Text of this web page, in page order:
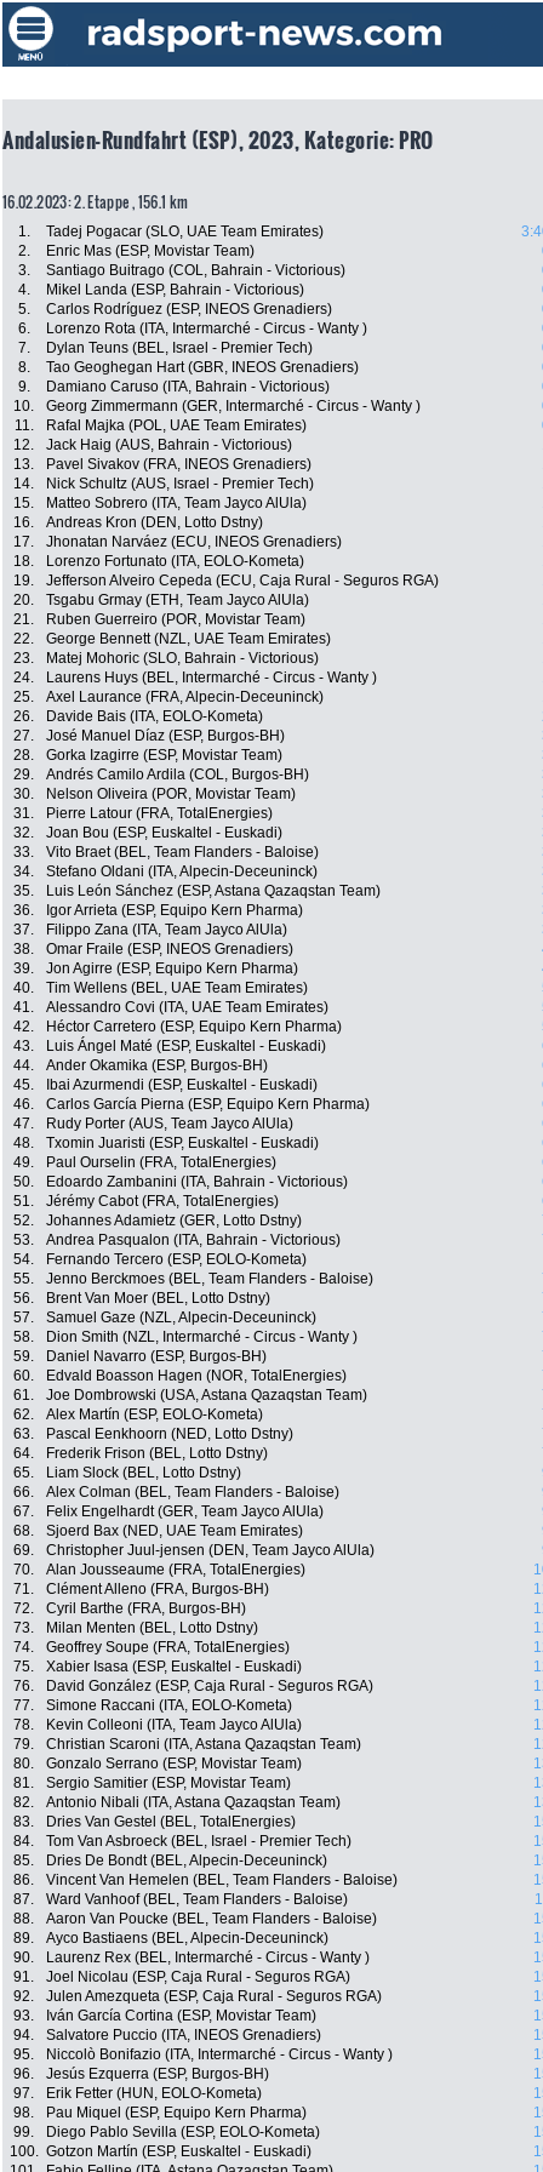
Andalusien-Rundfahrt (ESP), 2023, Kategorie: PRO
16.02.2023: 2. Etappe , 156.1 km
1. Tadej Pogacar (SLO, UAE Team Emirates)
2.
Enric Mas (ESP, Movistar Team)
3.
Santiago Buitrago (COL, Bahrain - Victorious)
4.
Mikel Landa (ESP, Bahrain - Victorious)
5.
Carlos Rodríguez (ESP, INEOS Grenadiers)
6.
Lorenzo Rota (ITA, Intermarché - Circus - Wanty )
7.
Dylan Teuns (BEL, Israel - Premier Tech)
8.
Tao Geoghegan Hart (GBR, INEOS Grenadiers)
9.
Damiano Caruso (ITA, Bahrain - Victorious)
10.
Georg Zimmermann (GER, Intermarché - Circus - Wanty )
11.
Rafal Majka (POL, UAE Team Emirates)
12.
Jack Haig (AUS, Bahrain - Victorious)
13.
Pavel Sivakov (FRA, INEOS Grenadiers)
14.
Nick Schultz (AUS, Israel - Premier Tech)
15.
Matteo Sobrero (ITA, Team Jayco AlUla)
16.
Andreas Kron (DEN, Lotto Dstny)
17.
Jhonatan Narváez (ECU, INEOS Grenadiers)
18.
Lorenzo Fortunato (ITA, EOLO-Kometa)
19.
Jefferson Alveiro Cepeda (ECU, Caja Rural - Seguros RGA)
20.
Tsgabu Grmay (ETH, Team Jayco AlUla)
21.
Ruben Guerreiro (POR, Movistar Team)
22.
George Bennett (NZL, UAE Team Emirates)
23.
Matej Mohoric (SLO, Bahrain - Victorious)
24.
Laurens Huys (BEL, Intermarché - Circus - Wanty )
25.
Axel Laurance (FRA, Alpecin-Deceuninck)
26.
Davide Bais (ITA, EOLO-Kometa)
27.
José Manuel Díaz (ESP, Burgos-BH)
28.
Gorka Izagirre (ESP, Movistar Team)
29.
Andrés Camilo Ardila (COL, Burgos-BH)
30.
Nelson Oliveira (POR, Movistar Team)
31.
Pierre Latour (FRA, TotalEnergies)
32.
Joan Bou (ESP, Euskaltel - Euskadi)
33.
Vito Braet (BEL, Team Flanders - Baloise)
34.
Stefano Oldani (ITA, Alpecin-Deceuninck)
35.
Luis León Sánchez (ESP, Astana Qazaqstan Team)
36.
Igor Arrieta (ESP, Equipo Kern Pharma)
37.
Filippo Zana (ITA, Team Jayco AlUla)
38.
Omar Fraile (ESP, INEOS Grenadiers)
39.
Jon Agirre (ESP, Equipo Kern Pharma)
40.
Tim Wellens (BEL, UAE Team Emirates)
41.
Alessandro Covi (ITA, UAE Team Emirates)
42.
Héctor Carretero (ESP, Equipo Kern Pharma)
43.
Luis Ángel Maté (ESP, Euskaltel - Euskadi)
44.
Ander Okamika (ESP, Burgos-BH)
45.
Ibai Azurmendi (ESP, Euskaltel - Euskadi)
46.
Carlos García Pierna (ESP, Equipo Kern Pharma)
47.
Rudy Porter (AUS, Team Jayco AlUla)
48.
Txomin Juaristi (ESP, Euskaltel - Euskadi)
49.
Paul Ourselin (FRA, TotalEnergies)
50.
Edoardo Zambanini (ITA, Bahrain - Victorious)
51.
Jérémy Cabot (FRA, TotalEnergies)
52.
Johannes Adamietz (GER, Lotto Dstny)
53.
Andrea Pasqualon (ITA, Bahrain - Victorious)
54.
Fernando Tercero (ESP, EOLO-Kometa)
55.
Jenno Berckmoes (BEL, Team Flanders - Baloise)
56.
Brent Van Moer (BEL, Lotto Dstny)
57.
Samuel Gaze (NZL, Alpecin-Deceuninck)
58.
Dion Smith (NZL, Intermarché - Circus - Wanty )
59.
Daniel Navarro (ESP, Burgos-BH)
60.
Edvald Boasson Hagen (NOR, TotalEnergies)
61.
Joe Dombrowski (USA, Astana Qazaqstan Team)
62.
Alex Martín (ESP, EOLO-Kometa)
63.
Pascal Eenkhoorn (NED, Lotto Dstny)
64.
Frederik Frison (BEL, Lotto Dstny)
65.
Liam Slock (BEL, Lotto Dstny)
66.
Alex Colman (BEL, Team Flanders - Baloise)
67.
Felix Engelhardt (GER, Team Jayco AlUla)
68.
Sjoerd Bax (NED, UAE Team Emirates)
69.
Christopher Juul-jensen (DEN, Team Jayco AlUla)
70.
Alan Jousseaume (FRA, TotalEnergies)
71.
Clément Alleno (FRA, Burgos-BH)
72.
Cyril Barthe (FRA, Burgos-BH)
73.
Milan Menten (BEL, Lotto Dstny)
74.
Geoffrey Soupe (FRA, TotalEnergies)
75.
Xabier Isasa (ESP, Euskaltel - Euskadi)
76.
David González (ESP, Caja Rural - Seguros RGA)
77.
Simone Raccani (ITA, EOLO-Kometa)
78.
Kevin Colleoni (ITA, Team Jayco AlUla)
79.
Christian Scaroni (ITA, Astana Qazaqstan Team)
80.
Gonzalo Serrano (ESP, Movistar Team)
81.
Sergio Samitier (ESP, Movistar Team)
82.
Antonio Nibali (ITA, Astana Qazaqstan Team)
83.
Dries Van Gestel (BEL, TotalEnergies)
84.
Tom Van Asbroeck (BEL, Israel - Premier Tech)
85.
Dries De Bondt (BEL, Alpecin-Deceuninck)
86.
Vincent Van Hemelen (BEL, Team Flanders - Baloise)
87.
Ward Vanhoof (BEL, Team Flanders - Baloise)
88.
Aaron Van Poucke (BEL, Team Flanders - Baloise)
89.
Ayco Bastiaens (BEL, Alpecin-Deceuninck)
90.
Laurenz Rex (BEL, Intermarché - Circus - Wanty )
91.
Joel Nicolau (ESP, Caja Rural - Seguros RGA)
92.
Julen Amezqueta (ESP, Caja Rural - Seguros RGA)
93.
Iván García Cortina (ESP, Movistar Team)
94.
Salvatore Puccio (ITA, INEOS Grenadiers)
95.
Niccolò Bonifazio (ITA, Intermarché - Circus - Wanty )
96.
Jesús Ezquerra (ESP, Burgos-BH)
97.
Erik Fetter (HUN, EOLO-Kometa)
98.
Pau Miquel (ESP, Equipo Kern Pharma)
99.
Diego Pablo Sevilla (ESP, EOLO-Kometa)
100. Gotzon Martín (ESP, Euskaltel - Euskadi)